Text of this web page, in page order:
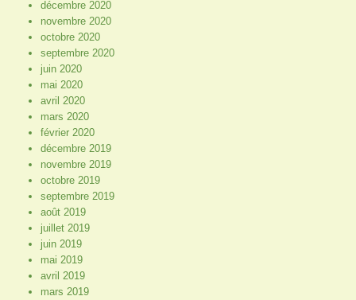
décembre 2020
novembre 2020
octobre 2020
septembre 2020
juin 2020
mai 2020
avril 2020
mars 2020
février 2020
décembre 2019
novembre 2019
octobre 2019
septembre 2019
août 2019
juillet 2019
juin 2019
mai 2019
avril 2019
mars 2019